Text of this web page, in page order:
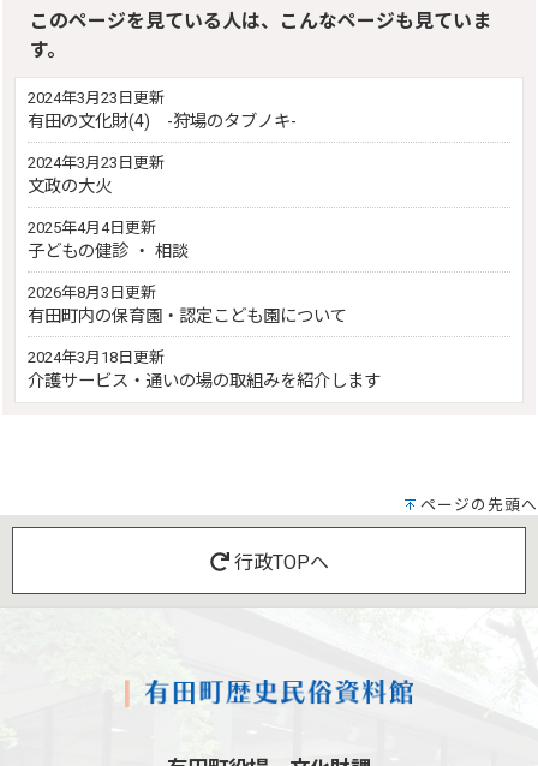
このページを見ている人は、こんなページも見ていま
す。
2024年3月23日更新
有田の文化財(4) -狩場のタブノキ-
2024年3月23日更新
文政の大火
2025年4月4日更新
子どもの健診 ・ 相談
2026年8月3日更新
有田町内の保育園・認定こども園について
2024年3月18日更新
介護サービス・通いの場の取組みを紹介します
ページの先頭へ
行政TOPへ